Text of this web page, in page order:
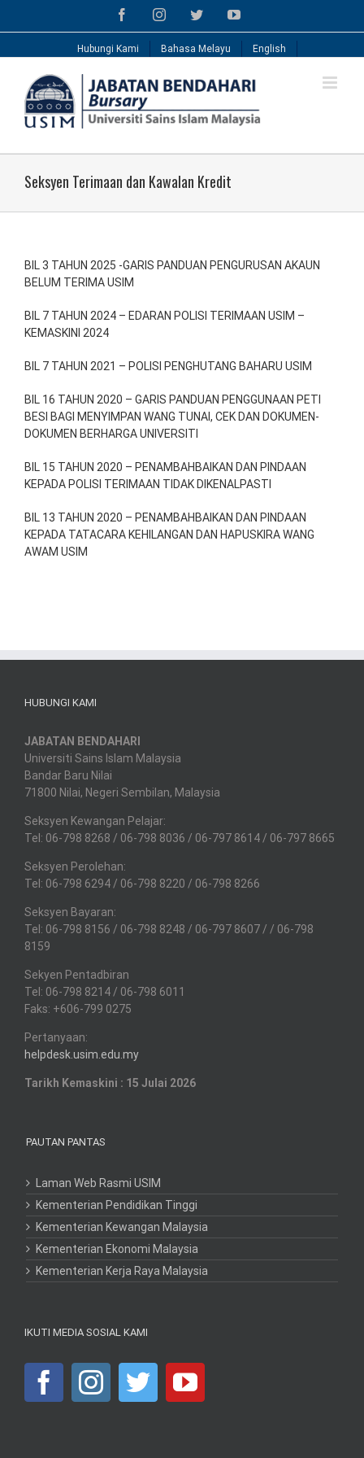
FacebookInstagramTwitterYouTube
Hubungi Kami Bahasa Melayu English
Seksyen Terimaan dan Kawalan Kredit
BIL 3 TAHUN 2025 -GARIS PANDUAN PENGURUSAN AKAUN
BELUM TERIMA USIM
BIL 7 TAHUN 2024 – EDARAN POLISI TERIMAAN USIM –
KEMASKINI 2024
BIL 7 TAHUN 2021 – POLISI PENGHUTANG BAHARU USIM
BIL 16 TAHUN 2020 – GARIS PANDUAN PENGGUNAAN PETI
BESI BAGI MENYIMPAN WANG TUNAI, CEK DAN DOKUMEN-
DOKUMEN BERHARGA UNIVERSITI
BIL 15 TAHUN 2020 – PENAMBAHBAIKAN DAN PINDAAN
KEPADA POLISI TERIMAAN TIDAK DIKENALPASTI
BIL 13 TAHUN 2020 – PENAMBAHBAIKAN DAN PINDAAN
KEPADA TATACARA KEHILANGAN DAN HAPUSKIRA WANG
AWAM USIM
HUBUNGI KAMI
JABATAN BENDAHARI
Universiti Sains Islam Malaysia
Bandar Baru Nilai
71800 Nilai, Negeri Sembilan, Malaysia
Seksyen Kewangan Pelajar:
Tel: 06-798 8268 / 06-798 8036 / 06-797 8614 / 06-797 8665
Seksyen Perolehan:
Tel: 06-798 6294 / 06-798 8220 / 06-798 8266
Seksyen Bayaran:
Tel: 06-798 8156 / 06-798 8248 / 06-797 8607 / / 06-798
8159
Sekyen Pentadbiran
Tel: 06-798 8214 / 06-798 6011
Faks: +606-799 0275
Pertanyaan:
helpdesk.usim.edu.my
Tarikh Kemaskini : 15 Julai 2026
PAUTAN PANTAS
Laman Web Rasmi USIM
Kementerian Pendidikan Tinggi
Kementerian Kewangan Malaysia
Kementerian Ekonomi Malaysia
Kementerian Kerja Raya Malaysia
IKUTI MEDIA SOSIAL KAMI